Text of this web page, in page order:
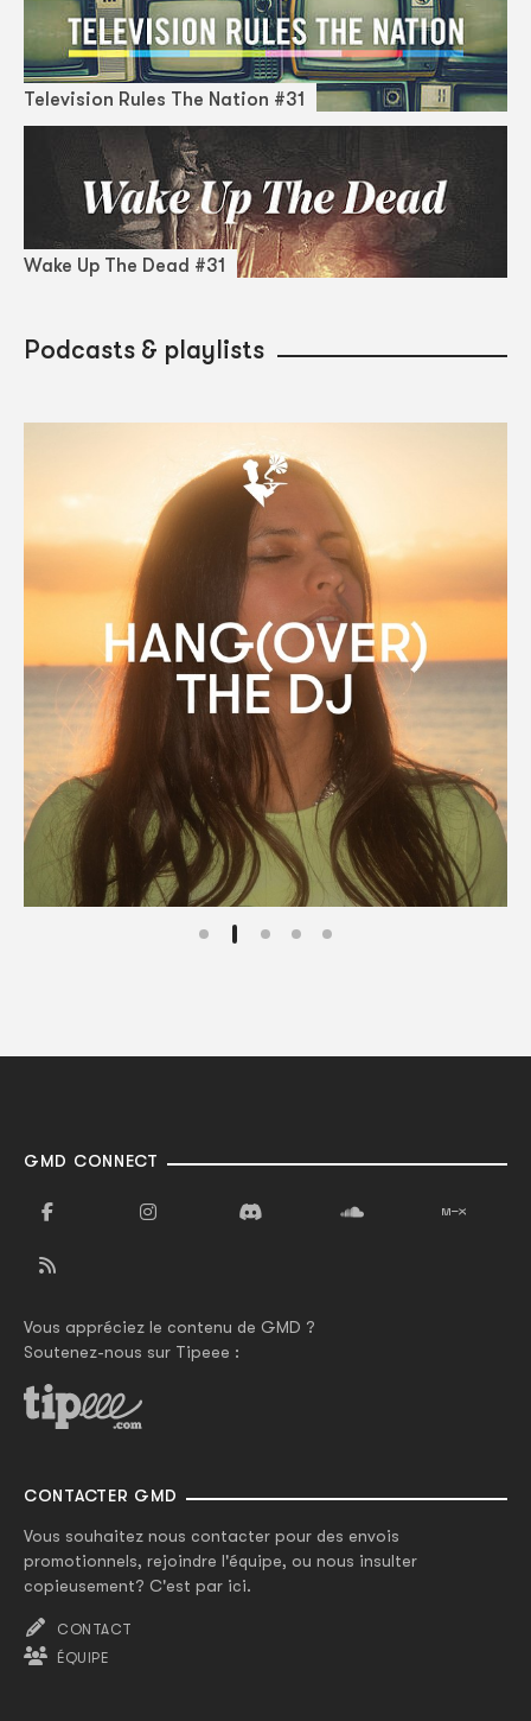
Television Rules The Nation #31
Wake Up The Dead #31
Podcasts & playlists
GMD CONNECT
Vous appréciez le contenu de GMD ?
Soutenez-nous sur Tipeee :
CONTACTER GMD
Vous souhaitez nous contacter pour des envois
promotionnels, rejoindre l'équipe, ou nous insulter
copieusement? C'est par ici.
CONTACT
ÉQUIPE